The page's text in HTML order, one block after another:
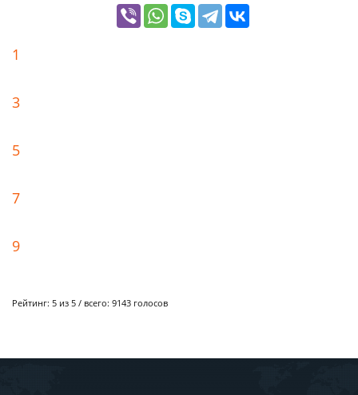
1
3
5
7
9
Рейтинг: 5 из 5 / всего: 9143 голосов